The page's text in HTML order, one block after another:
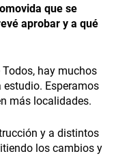
que se
aprobar y a qué
hay muchos
estudio. Esperamos
más localidades.
y a distintos
los cambios y